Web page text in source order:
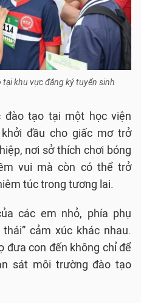
khu vực đăng ký tuyển sinh
đào tạo tại một học viện
đầu cho giấc mơ trở
nơi sở thích chơi bóng
vui mà còn có thể trở
túc trong tương lai.
các em nhỏ, phía phụ
cảm xúc khác nhau.
đưa con đến không chỉ để
sát môi trường đào tạo